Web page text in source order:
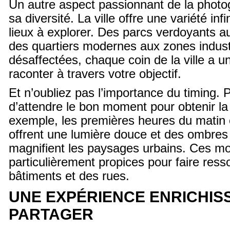
Un autre aspect passionnant de la
sa diversité. La ville offre une variété
lieux à explorer. Des parcs verdoyants
des quartiers modernes aux zones
désaffectées, chaque coin de la ville a
raconter à travers votre objectif.
Et n’oubliez pas l’importance du timing.
d’attendre le bon moment pour obtenir
exemple, les premières heures du
offrent une lumière douce et des
magnifient les paysages urbains. Ces
particulièrement propices pour faire
bâtiments et des rues.
UNE EXPÉRIENCE
PARTAGER